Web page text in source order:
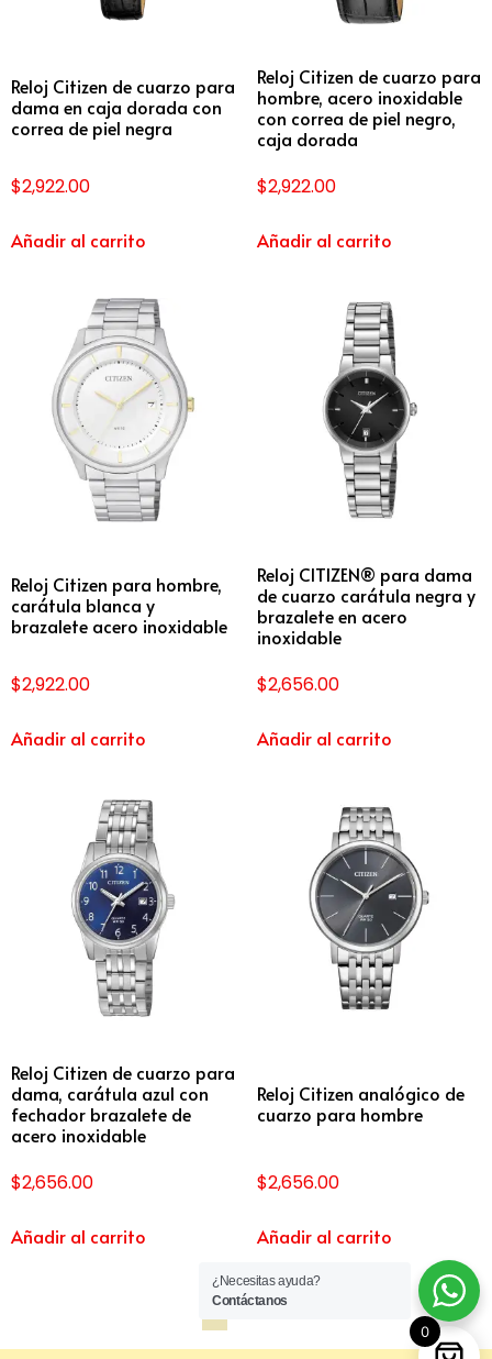
Reloj Citizen de cuarzo para
dama en caja dorada con
correa de piel negra
$2,922.00
Añadir al carrito
Reloj Citizen de cuarzo para
hombre, acero inoxidable
con correa de piel negro,
caja dorada
$2,922.00
Añadir al carrito
Reloj Citizen para hombre,
carátula blanca y
brazalete acero inoxidable
$2,922.00
Añadir al carrito
Reloj CITIZEN® para dama
de cuarzo carátula negra y
brazalete en acero
inoxidable
$2,656.00
Añadir al carrito
Reloj Citizen de cuarzo para
dama, carátula azul con
fechador brazalete de
acero inoxidable
$2,656.00
Añadir al carrito
Reloj Citizen analógico de
cuarzo para hombre
$2,656.00
Añadir al carrito
1 2 →
¿Necesitas ayuda?
Contáctanos
0